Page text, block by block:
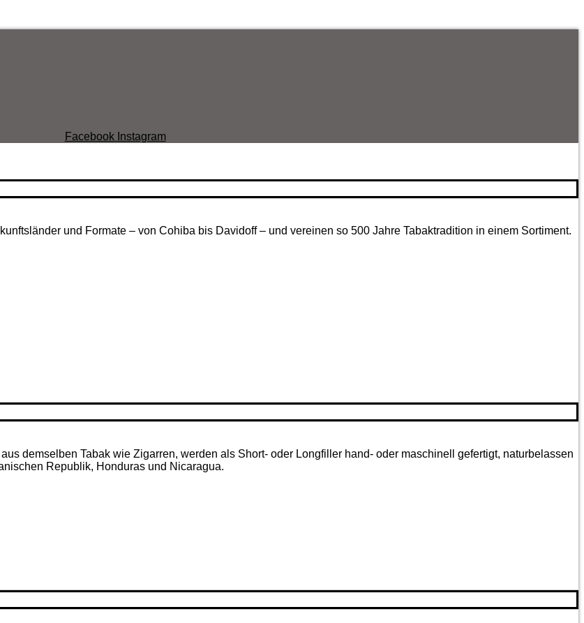
Facebook Instagram
und Formate – von Cohiba bis Davidoff – und vereinen so 500 Jahre Tabaktradition in einem Sortiment.
demselben Tabak wie Zigarren, werden als Short- oder Longfiller hand- oder maschinell gefertigt, naturbelassen
Republik, Honduras und Nicaragua.